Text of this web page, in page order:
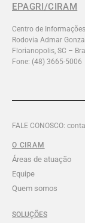
EPAGRI/CIRAM
Centro de
Rodovia Admar
Florianopolis, SC –
Fone: (48) 3665-5006
FALE CONOSCO:
O CIRAM
Áreas de atuação
Equipe
Quem somos
SOLUÇÕES